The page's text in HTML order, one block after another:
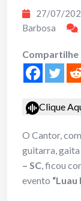
27/07/
Barbosa
Compartilhe
Clique
O Cantor,
guitarra, gaita
– SC, ficou
evento “Luau